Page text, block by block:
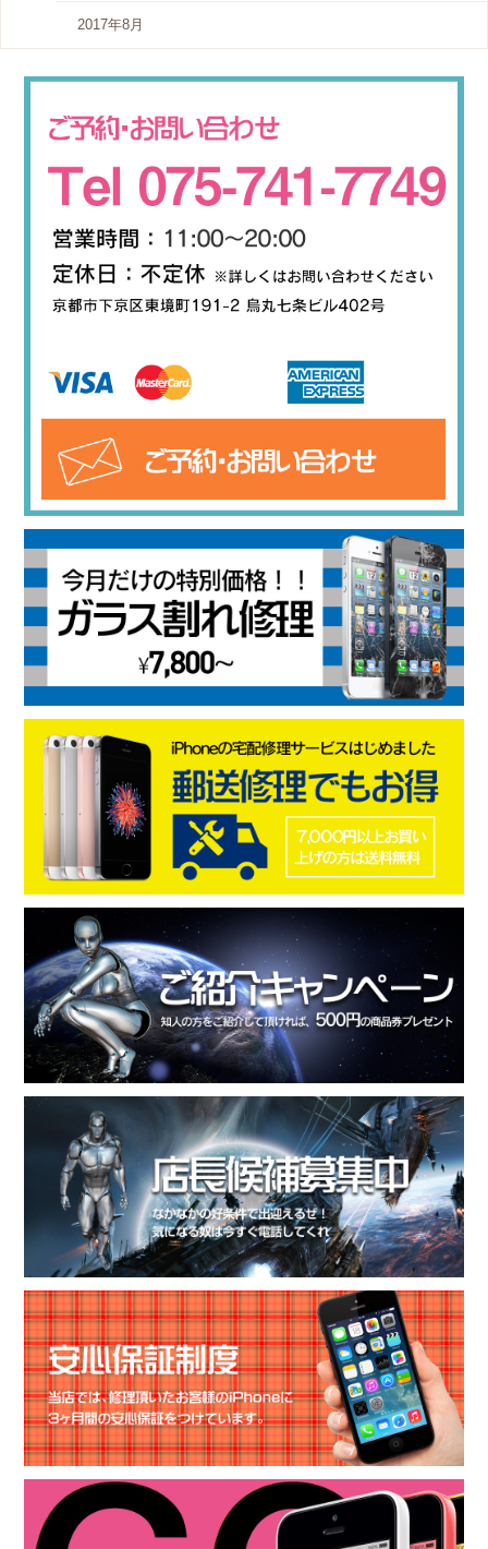
2017年8月